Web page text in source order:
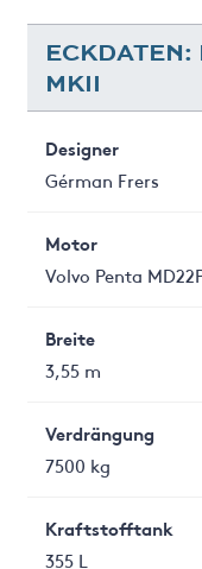
MKII
Designer
Gérman Frers
Motor
Volvo Penta
Breite
3,55 m
Verdrängung
7500 kg
Kraftstofftank
355 L